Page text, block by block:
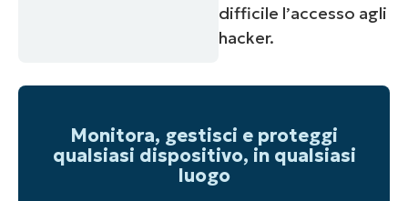
difficile l’accesso agli
hacker.
Monitora, gestisci e proteggi
qualsiasi dispositivo, in qualsiasi
luogo